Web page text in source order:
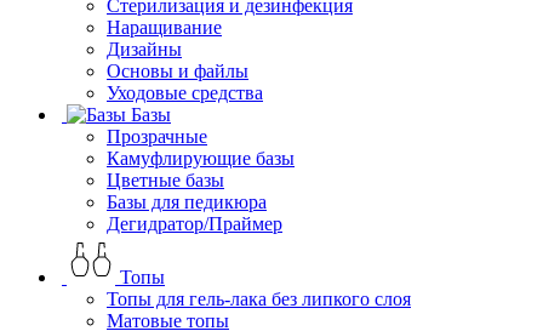
Стерилизация и дезинфекция
Наращивание
Дизайны
Основы и файлы
Уходовые средства
Базы
Прозрачные
Камуфлирующие базы
Цветные базы
Базы для педикюра
Дегидратор/Праймер
Топы
Топы для гель-лака без липкого слоя
Матовые топы